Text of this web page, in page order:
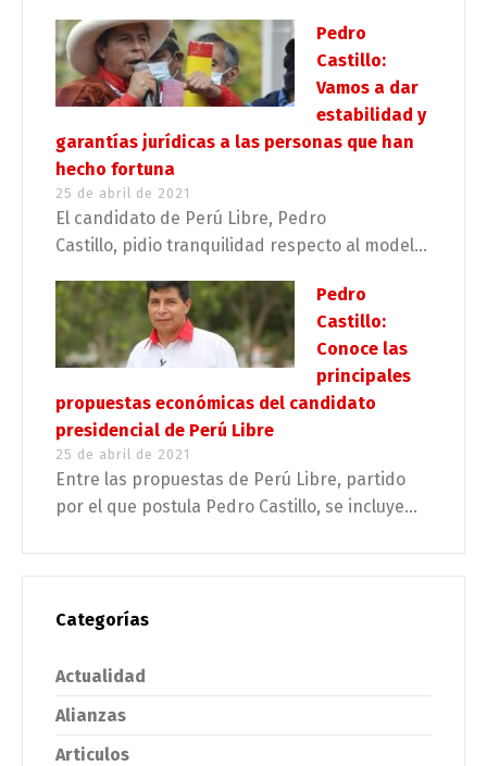
Pedro
Castillo:
Vamos a dar
estabilidad y
garantías jurídicas a las personas que han
hecho fortuna
25 de abril de 2021
El candidato de Perú Libre, Pedro
Castillo, pidio tranquilidad respecto al model...
Pedro
Castillo:
Conoce las
principales
propuestas económicas del candidato
presidencial de Perú Libre
25 de abril de 2021
Entre las propuestas de Perú Libre, partido
por el que postula Pedro Castillo, se incluye...
Categorías
Actualidad
Alianzas
Articulos